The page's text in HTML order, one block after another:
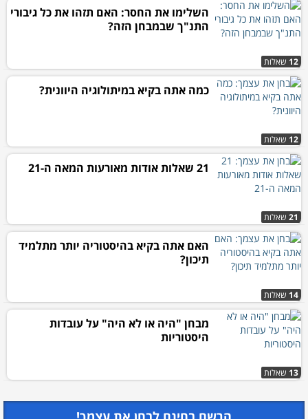
12 שאלות
השלימו את החסר: האם תזהו את כל גיבורי
התנ"ך שבמבחן הזה?
12 שאלות
כמה אתה בקיא במיתולוגיה היוונית?
21 שאלות
21 שאלות אודות מאורעות המאה ה-21
14 שאלות
האם אתה בקיא בהיסטוריה יותר מתלמיד
תיכון?
13 שאלות
מבחן "היה או לא היה" על עובדות
היסטוריות